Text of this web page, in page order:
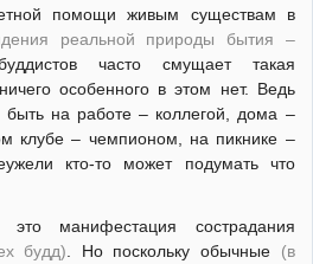
помощи живым существам в
реальной природы бытия –
часто смущает такая
особенного в этом нет. Ведь
быть на работе – коллегой, дома –
клубе – чемпионом, на пикнике –
кто-то может подумать что
это манифестация сострадания
будд) . Но поскольку обычные (в